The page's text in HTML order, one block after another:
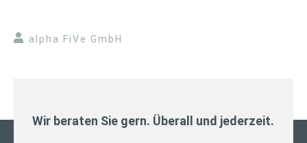
alpha FiVe GmbH
Wir beraten Sie gern. Überall und jederzeit.